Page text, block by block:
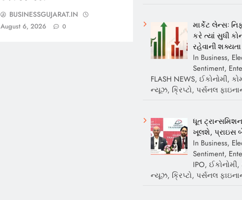
BUSINESSGUJARAT.IN
August 6, 2026 0
માર્કેટ લેન્સઃ
કરે ત્યાં સુધી
રહેવાની શક્યતા
In Business,
Sentiment,
FLASH NEWS, ઈકોનોમી,
ન્યૂઝ, ક્રિપ્ટો, પર્સનલ
ધૂત
ખૂલશે, પ્રાઇસ
In Business,
Sentiment,
IPO, ઈકોનોમી,
ન્યૂઝ, ક્રિપ્ટો, પર્સનલ